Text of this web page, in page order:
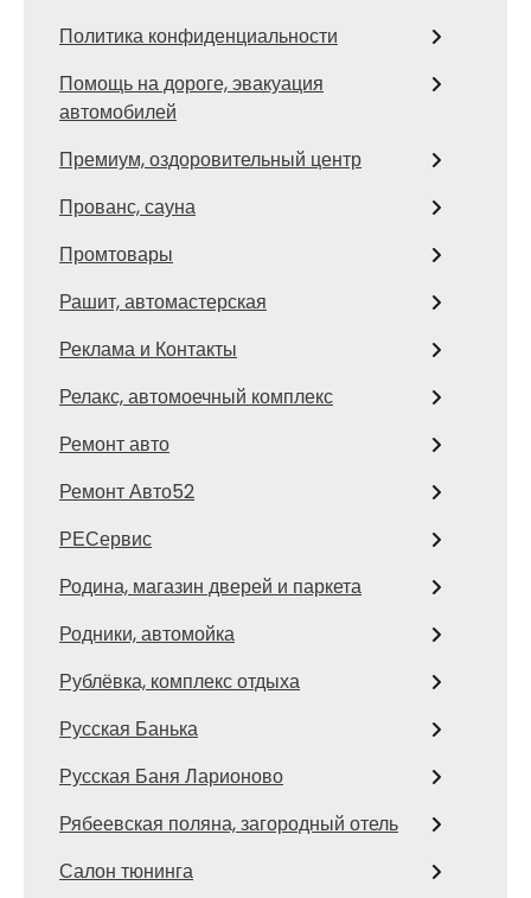
Политика конфиденциальности
Помощь на дороге, эвакуация
автомобилей
Премиум, оздоровительный центр
Прованс, сауна
Промтовары
Рашит, автомастерская
Реклама и Контакты
Релакс, автомоечный комплекс
Ремонт авто
Ремонт Авто52
РЕСервис
Родина, магазин дверей и паркета
Родники, автомойка
Рублёвка, комплекс отдыха
Русская Банька
Русская Баня Ларионово
Рябеевская поляна, загородный отель
Салон тюнинга